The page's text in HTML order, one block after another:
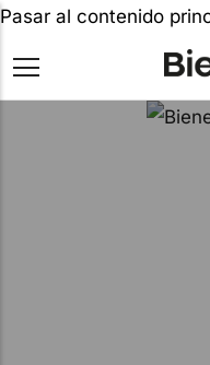
Pasar al contenido